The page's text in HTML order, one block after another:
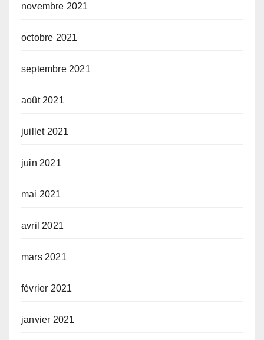
novembre 2021
octobre 2021
septembre 2021
août 2021
juillet 2021
juin 2021
mai 2021
avril 2021
mars 2021
février 2021
janvier 2021